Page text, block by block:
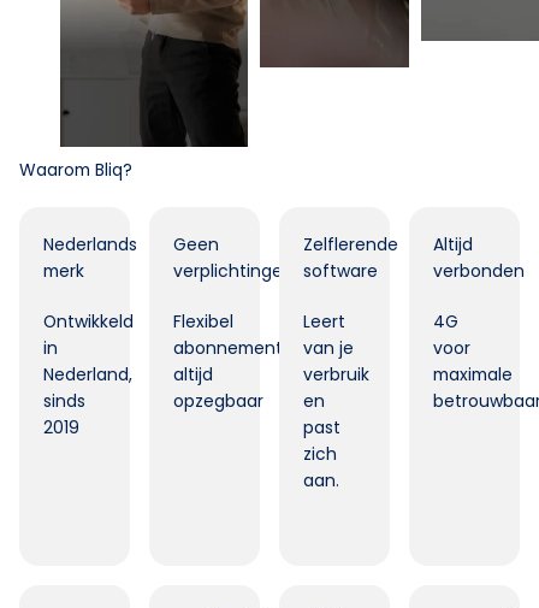
Waarom Bliq?
Nederlands
merk
Ontwikkeld
in
Nederland,
sinds
2019
Geen
verplichtingen
Flexibel
abonnement,
altijd
opzegbaar
Zelflerende
software
Leert
van je
verbruik
en
past
zich
aan.
Altijd
verbonden
4G
voor
maximale